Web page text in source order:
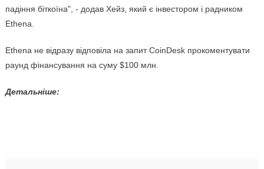
падіння біткоїна", - додав Хейз, який є інвестором і радником
Ethena.
Ethena не відразу відповіла на запит CoinDesk прокоментувати
раунд фінансування на суму $100 млн.
Детальніше: